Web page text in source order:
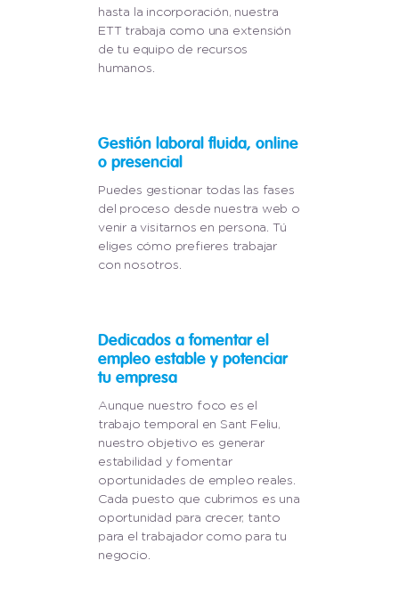
hasta la incorporación, nuestra
ETT trabaja como una extensión
de tu equipo de recursos
humanos.
Gestión laboral fluida, online
o presencial
Puedes gestionar todas las fases
del proceso desde nuestra web o
venir a visitarnos en persona. Tú
eliges cómo prefieres trabajar
con nosotros.
Dedicados a fomentar el
empleo estable y potenciar
tu empresa
Aunque nuestro foco es el
trabajo temporal en Sant Feliu,
nuestro objetivo es generar
estabilidad y fomentar
oportunidades de empleo reales.
Cada puesto que cubrimos es una
oportunidad para crecer, tanto
para el trabajador como para tu
negocio.